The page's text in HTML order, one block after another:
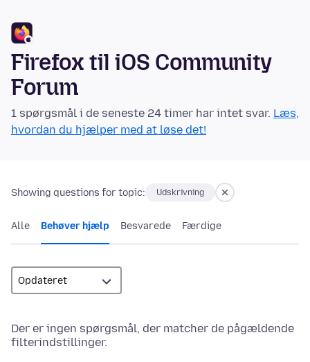
Firefox til iOS Community
Forum
1 spørgsmål i de seneste 24 timer har intet svar. Læs,
hvordan du hjælper med at løse det!
Showing questions for topic: Udskrivning
Alle Behøver hjælp Besvarede Færdige
Der er ingen spørgsmål, der matcher de pågældende
filterindstillinger.